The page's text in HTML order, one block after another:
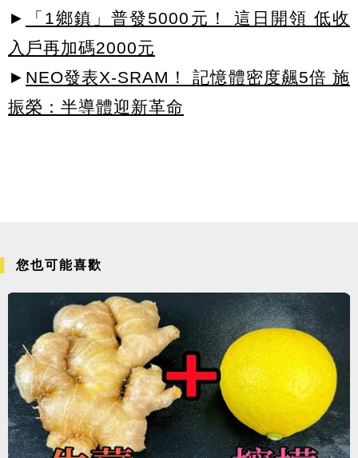
►
「1鄉鎮」普發5000元！ 這日開領 低收
入戶再加碼2000元
► NEO發表X-SRAM！ 記憶體密度飆5倍 施
振榮：半導體迎新革命
您也可能喜歡